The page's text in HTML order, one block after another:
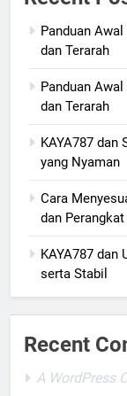
Panduan
dan Terarah
Panduan
dan Terarah
KAYA787
yang Nyaman
Cara
dan
KAYA787 dan
serta Stabil
Recent
A WordPress